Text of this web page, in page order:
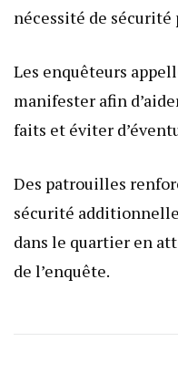
nécessité de sécurité
Les enquêteurs
manifester afin
faits et éviter
Des patrouilles
sécurité
dans le quartier en
de l’enquête.